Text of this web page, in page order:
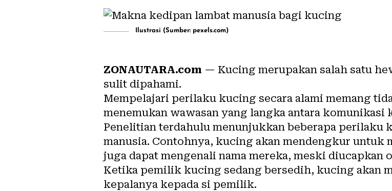
Ilustrasi (Sumber: pexels.com)
ZONAUTARA.com — Kucing merupakan salah satu
sulit dipahami.
Mempelajari perilaku kucing secara alami memang
menemukan wawasan yang langka antara komunikasi
Penelitian terdahulu menunjukkan beberapa perilaku
manusia. Contohnya, kucing akan mendengkur untuk
juga dapat mengenali nama mereka, meski
Ketika pemilik kucing sedang bersedih, kucing akan
kepalanya kepada si pemilik.